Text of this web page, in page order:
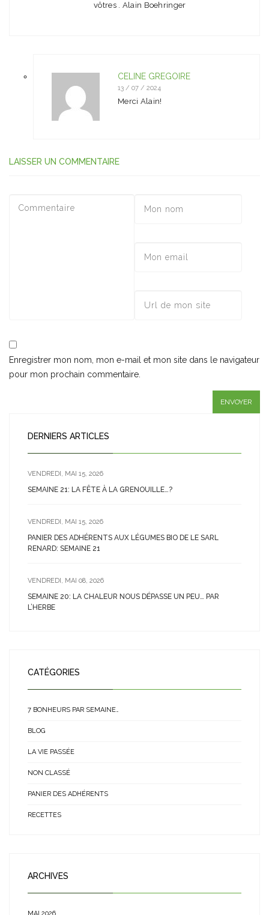
vôtres . Alain Boehringer
CÉLINE GREGOIRE
13 / 07 / 2024
Merci Alain!
LAISSER UN COMMENTAIRE
Enregistrer mon nom, mon e-mail et mon site dans le navigateur
pour mon prochain commentaire.
DERNIERS ARTICLES
VENDREDI, MAI 15, 2026
SEMAINE 21: LA FÊTE À LA GRENOUILLE…?
VENDREDI, MAI 15, 2026
PANIER DES ADHÉRENTS AUX LÉGUMES BIO DE LE SARL
RENARD: SEMAINE 21
VENDREDI, MAI 08, 2026
SEMAINE 20: LA CHALEUR NOUS DÉPASSE UN PEU… PAR
L’HERBE
CATÉGORIES
7 BONHEURS PAR SEMAINE…
BLOG
LA VIE PASSÉE
NON CLASSÉ
PANIER DES ADHÉRENTS
RECETTES
ARCHIVES